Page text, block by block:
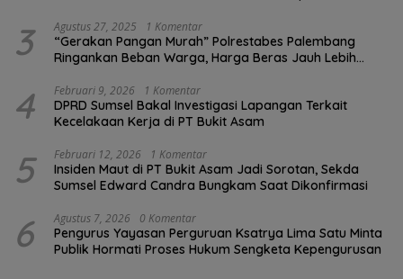
3 Agustus 27, 2025 1 Komentar
“Gerakan Pangan Murah” Polrestabes Palembang
Ringankan Beban Warga, Harga Beras Jauh Lebih
4 Februari 9, 2026 1 Komentar
DPRD Sumsel Bakal Investigasi Lapangan Terkait
Kecelakaan Kerja di PT Bukit Asam
5 Februari 12, 2026 1 Komentar
Insiden Maut di PT Bukit Asam Jadi Sorotan, Sekda
Sumsel Edward Candra Bungkam Saat Dikonfirmasi
6 Agustus 7, 2026 0 Komentar
Pengurus Yayasan Perguruan Ksatrya Lima Satu Minta
Publik Hormati Proses Hukum Sengketa Kepengurusan